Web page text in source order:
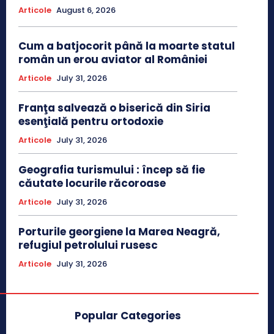
Articole August 6, 2026
Cum a batjocorit până la moarte statul
român un erou aviator al României
Articole July 31, 2026
Franţa salvează o biserică din Siria
esenţială pentru ortodoxie
Articole July 31, 2026
Geografia turismului : încep să fie
căutate locurile răcoroase
Articole July 31, 2026
Porturile georgiene la Marea Neagră,
refugiul petrolului rusesc
Articole July 31, 2026
Popular Categories